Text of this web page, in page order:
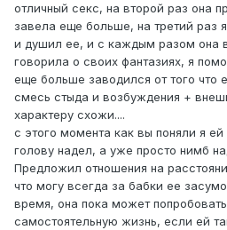
отличный секс, на второй раз она
завела еще больше, на третий раз
и душил ее, и с каждым разом она
говорила о своих фантазиях, я
еще больше заводился от того что
смесь стыда и возбуждения +
характеру схожи....
с этого момента как вы поняли я
голову надел, а уже просто нимб
Предложил отношения на
что могу всегда за бабки ее
время, она пока может
самостоятельную жизнь, если ей